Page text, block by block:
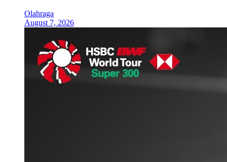
Olahraga
August 7, 2026